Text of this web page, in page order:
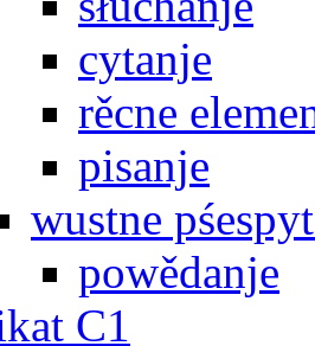
cytanje
rěcne
pisanje
wustne
powědanje
C1